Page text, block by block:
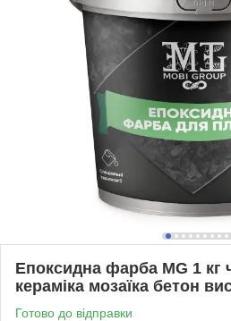
Епоксидна фарба MG 1 кг
кераміка мозаїка бетон
Готово до відправки